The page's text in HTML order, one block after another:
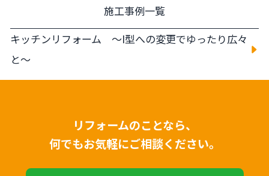
施工事例一覧
キッチンリフォーム ～I型への変更でゆったり広々
と～
リフォームのことなら、
何でもお気軽にご相談ください。